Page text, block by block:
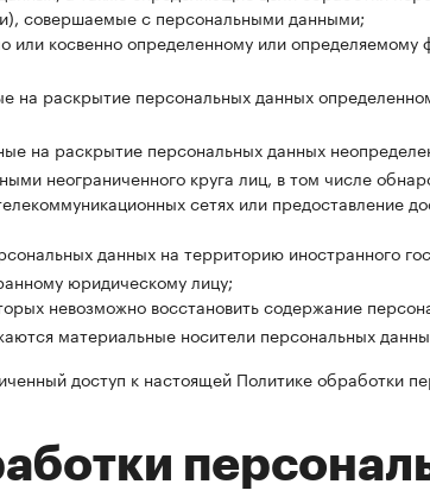
совершаемые с персональными данными;
косвенно определенному или определяемому
на раскрытие персональных данных
на раскрытие персональных данных
неограниченного круга лиц, в том числе
сетях или предоставление
данных на территорию иностранного
юридическому лицу;
невозможно восстановить содержание
материальные носители персональных
доступ к настоящей Политике обработки